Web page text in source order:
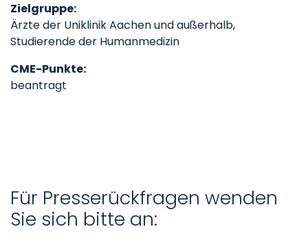
Zielgruppe:
Ärzte der Uniklinik Aachen und außerhalb,
Studierende der Humanmedizin
CME-Punkte:
beantragt
Für Presserückfragen wenden
Sie sich bitte an: